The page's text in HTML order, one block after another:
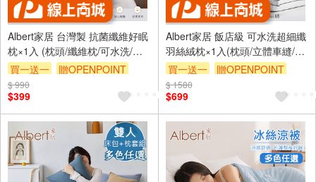
Albert家居 台灣製 抗菌纖維好眠
枕×1入 (枕頭/纖維枕/可水洗/飯
店枕)
買一送一 贈OPENPOINT
$ 990
$399
Albert家居 飯店級 可水洗超細纖
羽絲絨枕×1入(枕頭/立體車縫/純
棉表布)
買一送一 贈OPENPOINT
$ 1580
$699